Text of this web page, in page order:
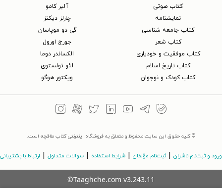
کتاب‌ صوتی
نمایشنامه
کتاب جامعه شناسی
کتاب شعر
کتاب موفقیت و خودیاری
کتاب تاریخ اسلام
کتاب کودک و نوجوان
آلبر کامو
چارلز دیکنز
گی دو موپاسان
جورج اورول
الکساندر دوما
لئو تولستوی
ویکتور هوگو
© کلیه حقوق این سایت محفوظ و متعلق به فروشگاه اینترنتی کتاب طاقچه است.
ورود و ثبت‌نام ناشران ثبت‌نام مؤلفان شرایط استفاده سوالات متداول ارتباط با پشتیبانی
©Taaghche.com v3.243.11